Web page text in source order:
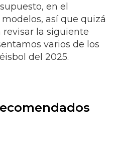
en el
así que quizá
la siguiente
varios de los
del 2025.